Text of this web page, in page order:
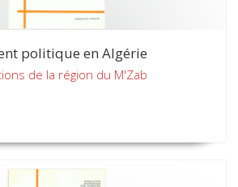
politique en Algérie
de la région du M'Zab